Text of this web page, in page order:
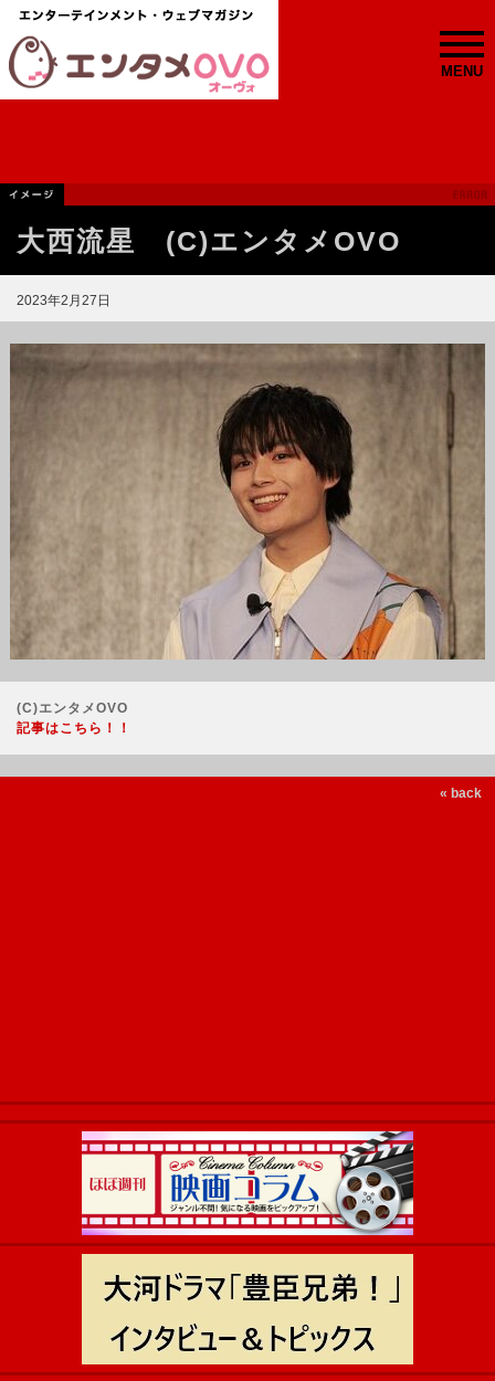
MENU
大西流星 (C)エンタメOVO
2023年2月27日
(C)エンタメOVO
記事はこちら！！
« back